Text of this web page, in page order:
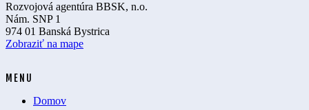
Rozvojová agentúra BBSK, n.o.
Nám. SNP 1
974 01 Banská Bystrica
Zobraziť na mape
MENU
Domov